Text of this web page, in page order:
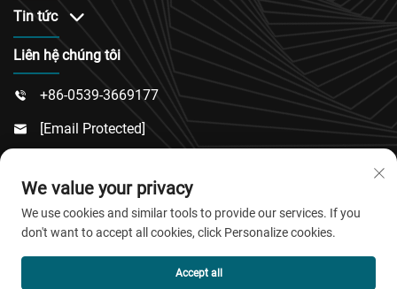
Tin tức
Liên hệ chúng tôi
 +86-0539-3669177
 [email Protected]
Lâm Cừ, Thành Phố Vi Phường, Tỉnh Sơn Đông
Bản quyền © 2026 QingDao Jiaobao New Material Co.,Ltd.
Mọi quyền được bảo lưu.
We value your privacy
We use cookies and similar tools to provide our services. If you
don't want to accept all cookies, click Personalize cookies.
Accept all